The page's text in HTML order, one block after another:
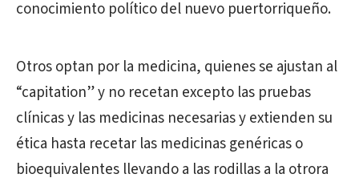
conocimiento político del nuevo puertorriqueño.
Otros optan por la medicina, quienes se ajustan al
“capitation” y no recetan excepto las pruebas
clínicas y las medicinas necesarias y extienden su
ética hasta recetar las medicinas genéricas o
bioequivalentes llevando a las rodillas a la otrora